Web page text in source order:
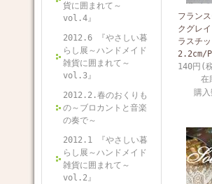
貨に囲まれて～
vol.4』
2012.6 『やさしい暮
らし展～ハンドメイド
雑貨に囲まれて～
vol.3』
2012.2.春のおくりも
の～ブロカントと音楽
の奏で～
2012.1 『やさしい暮
らし展～ハンドメイド
雑貨に囲まれて～
vol.2』
フラン
クグレ
ラスチ
2.2cm/
140円(
購